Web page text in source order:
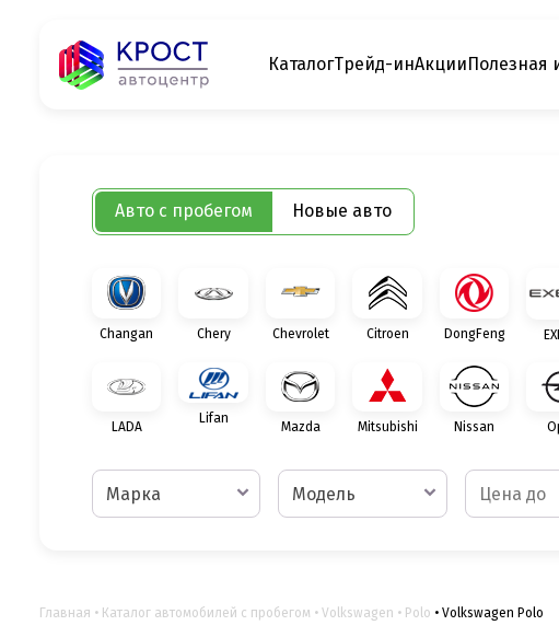
КаталогТрейд-инАкцииПолезная
Авто с пробегом Новые авто
Changan Chery Chevrolet Citroen DongFeng
LADA
Lifan
Mazda Mitsubishi Nissan
Марка Модель
Главная Каталог автомобилей с пробегом Volkswagen Polo Volkswagen Polo